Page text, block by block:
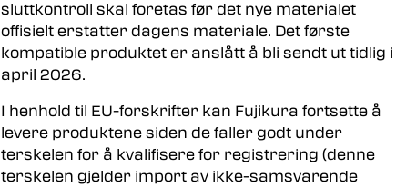
sluttkontroll skal foretas før det nye materialet
offisielt erstatter dagens materiale. Det første
kompatible produktet er anslått å bli sendt ut tidlig i
april 2026.
I henhold til EU-forskrifter kan Fujikura fortsette å
levere produktene siden de faller godt under
terskelen for å kvalifisere for registrering (denne
terskelen gjelder import av ikke-samsvarende